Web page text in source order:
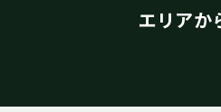
エリアか